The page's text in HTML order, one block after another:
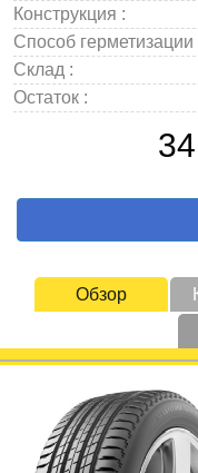
Конструкция :
Способ герметизации
Склад :
Остаток :
Обзор